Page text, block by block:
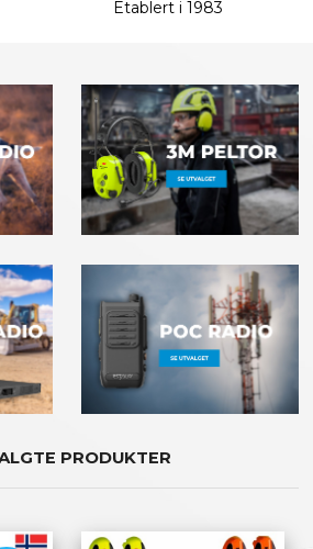
Etablert i 1983
PRODUKTER